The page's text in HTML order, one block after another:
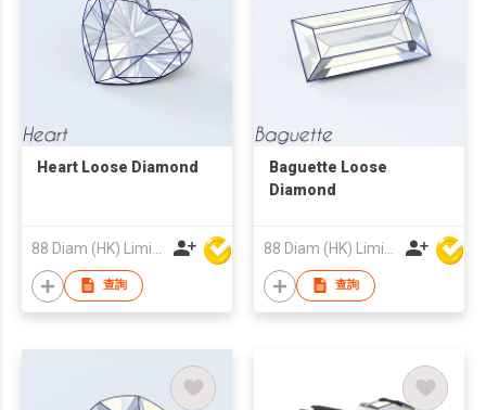
Heart Loose Diamond
查詢
Baguette Loose
Diamond
查詢